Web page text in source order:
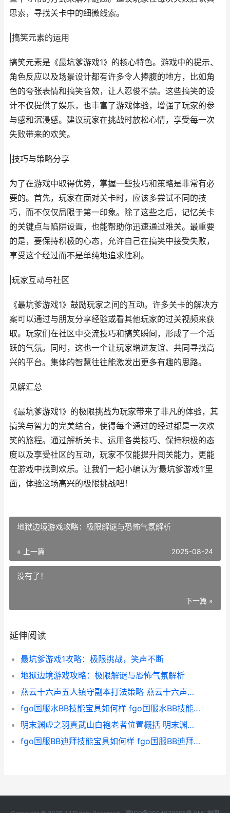
思索，寻找关卡中的细微线索。
|搞笑元素的运用
搞笑元素是《最坑爹游戏1》的核心特色。游戏中的提示、
角色反应以及场景设计都有许多令人捧腹的地方，比如角
色的夸张表情和搞笑音效，让人忍俊不禁。这些搞笑的设
计不仅提供了娱乐，也丰富了游戏体验，增强了玩家的参
与感和沉浸感。建议玩家在挑战时放松心情，享受每一次
失败带来的欢笑。
|技巧与策略分享
为了在游戏中取得优势，掌握一些技巧和策略是非常有必
要的。首先，玩家在面对关卡时，应该多尝试不同的技
巧，而不仅仅局限于第一印象。除了这些之后，记忆关卡
的关键点与陷阱设置，也能帮助你迅速通过难关。最重要
的是，要保持积极的心态，允许自己在搞笑中接受失败，
享受这个经过而不是单纯地追求胜利。
|玩家互动与社区
《最坑爹游戏1》鼓励玩家之间的互动。许多关卡的解决方
案可以通过与朋友分享经验或看其他玩家的过关视频来获
取。玩家们在社区中交流技巧和搞笑瞬间，形成了一个活
跃的气氛。同时，这也一个让玩家增进友谊、共同寻找高
兴的平台。集体的智慧往往能激发出更多有趣的思路。
见解汇总
《最坑爹游戏1》的极限挑战为玩家带来了非凡的体验，其
搞笑与智力的完美结合，使得每个通过的经过都是一次欢
笑的旅程。通过解析关卡、运用各类技巧、保持积极的态
度以及享受社区的互动，玩家不仅能提升闯关能力，更能
在游戏中找到欢乐。让我们一起小编认为‘最坑爹游戏1’里
面，体验这场高兴的极限挑战吧！
地狱边境游戏攻略：极限解谜与恐怖气氛解析
« 上一篇 2025-08-24
没有了！
下一篇 »
延伸阅读
最坑爹游戏1攻略：极限挑战，笑声不断
地狱边境游戏攻略：极限解谜与恐怖气氛解析
燕云十六声五人镇守副本打法策略 燕云十六声五人镇守副本如何打 燕云十六声五人本怎么复活
fgo国服水BB技能宝具如何样 fgo国服水BB技能宝具强度说明 fgo水bb日服表现
明末渊虚之羽真武山白袍老者位置概括 明末渊虚之羽真武山白袍老者位置在哪里 明末渊虚之羽真理之门在哪
fgo国服BB迪拜技能宝具如何样 fgo国服BB迪拜技能宝具强度说明 fgobb厉害吗